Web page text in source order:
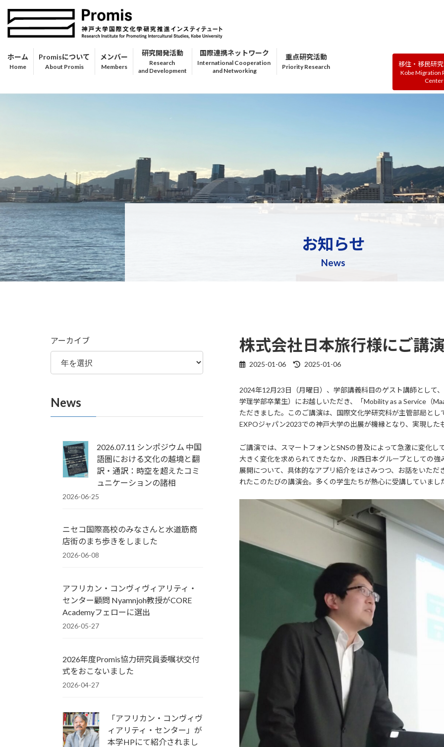
ホーム Promisについて メンバー 研究開発活動 国際連携ネットワーク 重点研究活動
移住・移民研
Kobe Migration
Center
お知らせ
News
株式会社日本旅行様にご講
2025-01-06
最
新
日
時
:
2025-01-06
2024年12月23日（月曜日）、学部講義科目のゲスト講師として
学理学部卒業生）にお越しいただき、「Mobility as a Service（
ただきました。このご講演は、国際文化学研究科が主管部局と
EXPOジャパン2023での神戸大学の出展が機縁となり、実現した
ご講演では、スマートフォンとSNSの普及によって急激に変化
大きく変化を求められてきたなか、JR西日本グループとしての
展開について、具体的なアプリ紹介をはさみつつ、お話をいた
れたこのたびの講演会。多くの学生たちが熱心に受講していまし
アーカイブ
News
2026.07.11 シンポジウム 中国
語圏における文化の越境と翻
訳・通訳：時空を超えたコミ
ュニケーションの諸相
2026-06-25
ニセコ国際高校のみなさんと水道筋商
店街のまち歩きをしました
2026-06-08
アフリカン・コンヴィヴィアリティ・
センター顧問 Nyamnjoh教授がCORE
Academyフェローに選出
2026-05-27
2026年度Promis協力研究員委嘱状交付
式をおこないました
2026-04-27
「アフリカン・コンヴィヴ
ィアリティ・センター」が
本学HPにて紹介されまし